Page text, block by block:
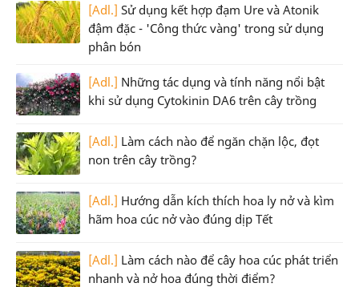
[Adl.] Sử dụng kết hợp đạm Ure và Atonik
đậm đặc - 'Công thức vàng' trong sử dụng
phân bón
[Adl.] Những tác dụng và tính năng nổi bật
khi sử dụng Cytokinin DA6 trên cây trồng
[Adl.] Làm cách nào để ngăn chặn lộc, đọt
non trên cây trồng?
[Adl.] Hướng dẫn kích thích hoa ly nở và kìm
hãm hoa cúc nở vào đúng dịp Tết
[Adl.] Làm cách nào để cây hoa cúc phát triển
nhanh và nở hoa đúng thời điểm?